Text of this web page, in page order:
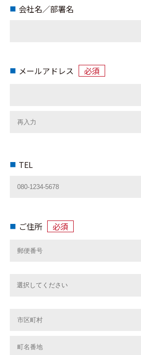
会社名／部署名
メールアドレス 必須
TEL
ご住所 必須